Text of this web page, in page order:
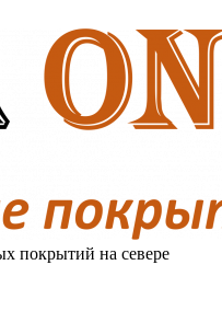
покрытий на севере